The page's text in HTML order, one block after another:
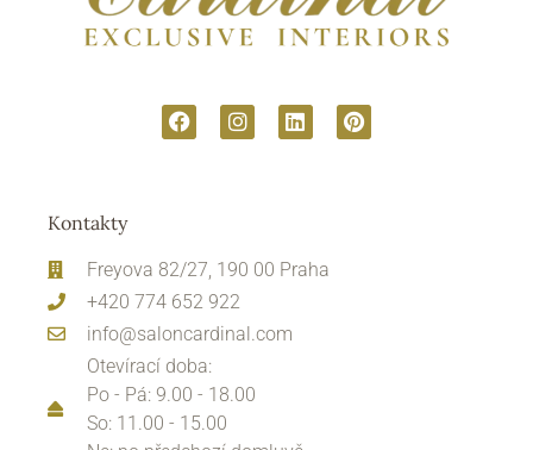
Kontakty
Freyova 82/27, 190 00 Praha
+420 774 652 922
info@saloncardinal.com
Otevírací doba:
Po - Pá: 9.00 - 18.00
So: 11.00 - 15.00